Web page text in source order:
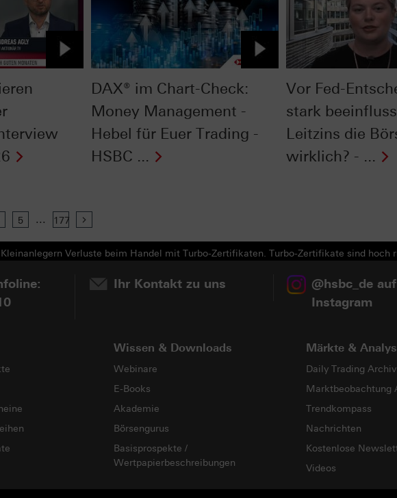
DAX® im Chart-Check:
Money Management -
Hebel für Euer Trading -
HSBC ...
Vor Fed-
stark
Leitzins die
wirklich? - ...
5 ... 177
Verluste beim Handel mit Turbo-Zertifikaten. Turbo-Zertifikate sind
Ihr Kontakt zu uns
@hsbc_de auf
Instagram
Wissen & Downloads
Webinare
E-Books
Akademie
Börsengurus
Basisprospekte /
Wertpapierbeschreibungen
Märkte &
Daily Trading Archiv
Marktbeobachtung
Trendkompass
Nachrichten
Kostenlose
Videos